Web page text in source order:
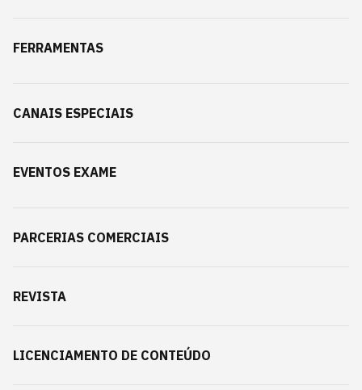
FERRAMENTAS
CANAIS ESPECIAIS
EVENTOS EXAME
PARCERIAS COMERCIAIS
REVISTA
LICENCIAMENTO DE CONTEÚDO